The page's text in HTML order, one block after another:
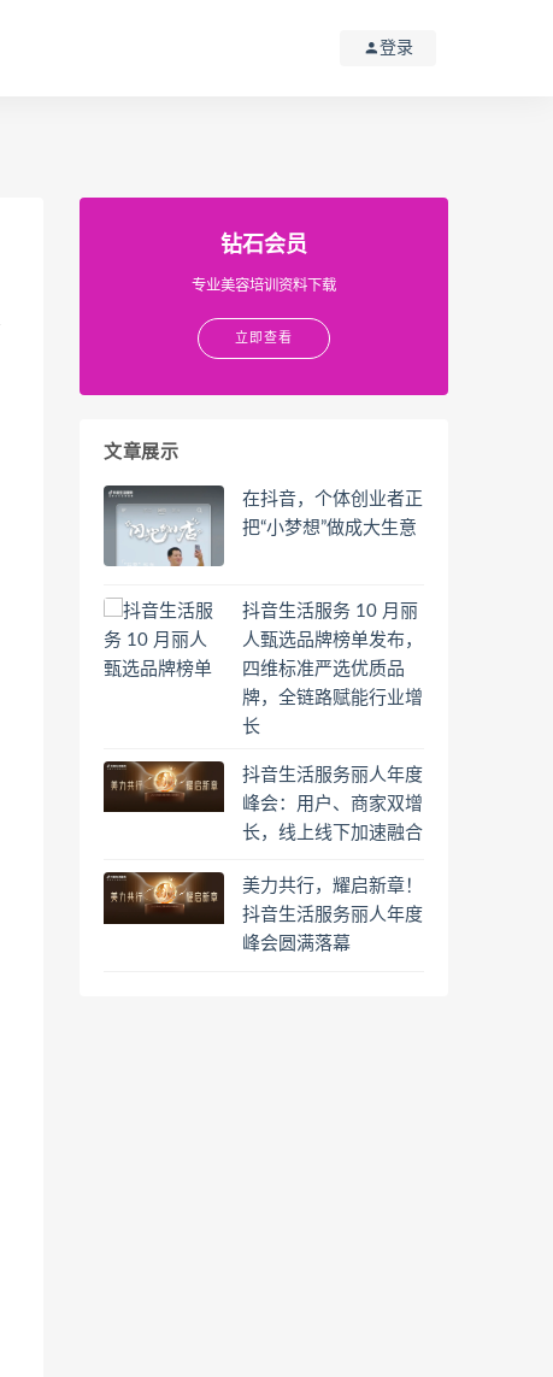
登录
钻石会员
专业美容培训资料下载
立即查看
文章展示
在抖音，个体创业者正
把“小梦想”做成大生意
抖音生活服务 10 月丽
人甄选品牌榜单发布，
四维标准严选优质品
牌，全链路赋能行业增
长
抖音生活服务丽人年度
峰会：用户、商家双增
长，线上线下加速融合
美力共行，耀启新章！
抖音生活服务丽人年度
峰会圆满落幕